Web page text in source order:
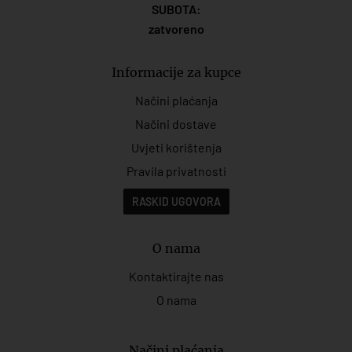
SUBOTA:
zatvoreno
Informacije za kupce
Načini plaćanja
Načini dostave
Uvjeti korištenja
Pravila privatnosti
RASKID UGOVORA
O nama
Kontaktirajte nas
O nama